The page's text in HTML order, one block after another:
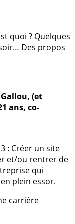
quoi ? Quelques
Des propos
(et
ans, co-
: Créer un site
et/ou rentrer de
qui
plein essor.
carrière